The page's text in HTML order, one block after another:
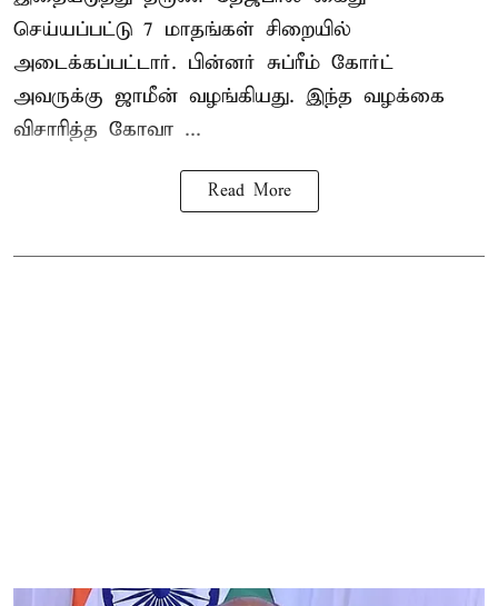
செய்யப்பட்டு 7 மாதங்கள் சிறையில்
அடைக்கப்பட்டார். பின்னர் சுப்ரீம் கோர்ட்
அவருக்கு ஜாமீன் வழங்கியது. இந்த வழக்கை
விசாரித்த கோவா ...
Read More